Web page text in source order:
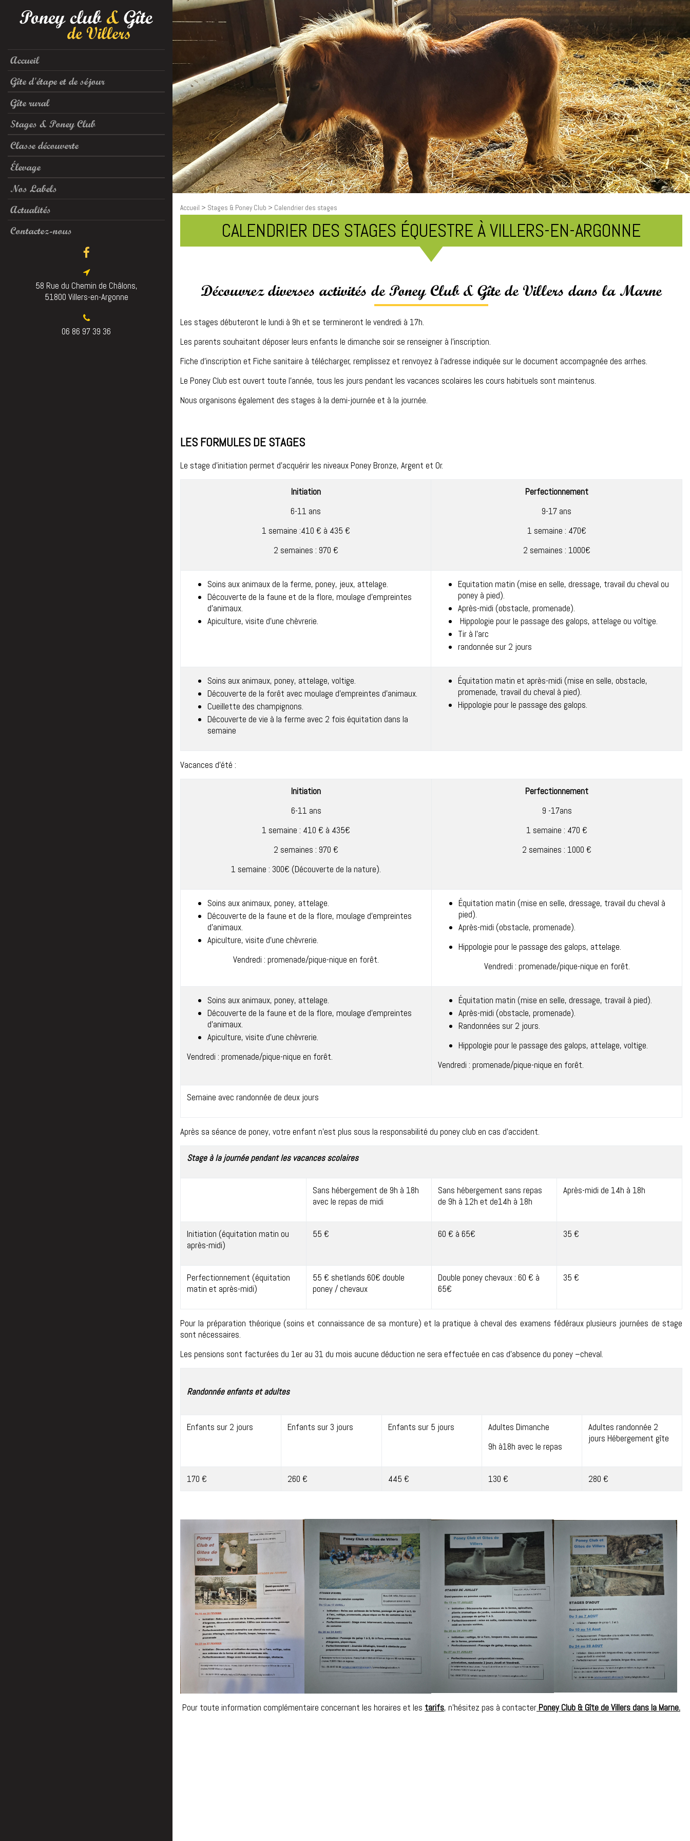
Accueil
Gîte d'étape et de séjour
Gîte rural
Stages & Poney Club
Classe découverte
Élevage
Nos Labels
Actualités
Contactez-nous
58 Rue du Chemin de Châlons,
51800 Villers-en-Argonne
06 86 97 39 36
Accueil > Stages & Poney Club > Calendrier des stages
CALENDRIER DES STAGES ÉQUESTRE À VILLERS-EN-ARGONNE
Découvrez diverses activités de Poney Club & Gîte de Villers dans la Marne
Les stages débuteront le lundi à 9h et se termineront le vendredi à 17h.
Les parents souhaitant déposer leurs enfants le dimanche soir se renseigner à l'inscription.
Fiche d'inscription et Fiche sanitaire à télécharger, remplissez et renvoyez à l'adresse indiquée sur le document accompagnée des arrhes.
Le Poney Club est ouvert toute l'année, tous les jours pendant les vacances scolaires les cours habituels sont maintenus.
Nous organisons également des stages à la demi-journée et à la journée.
LES FORMULES DE STAGES
Le stage d'initiation permet d'acquérir les niveaux Poney Bronze, Argent et Or.
Initiation
6-11 ans
1 semaine :410 € à 435 €
2 semaines : 970 €
Perfectionnement
9-17 ans
1 semaine : 470€
2 semaines : 1000€
Soins aux animaux de la ferme, poney, jeux, attelage.
Découverte de la faune et de la flore, moulage d'empreintes
d'animaux.
Apiculture, visite d'une chèvrerie.
Equitation matin (mise en selle, dressage, travail du cheval ou
poney à pied).
Après-midi (obstacle, promenade).
Hippologie pour le passage des galops, attelage ou voltige.
Tir à l'arc
randonnée sur 2 jours
Soins aux animaux, poney, attelage, voltige.
Découverte de la forêt avec moulage d’empreintes d’animaux.
Cueillette des champignons.
Découverte de vie à la ferme avec 2 fois équitation dans la
semaine
Équitation matin et après-midi (mise en selle, obstacle,
promenade, travail du cheval à pied).
Hippologie pour le passage des galops.
Vacances d’été :
Initiation
6-11 ans
1 semaine : 410 € à 435€
2 semaines : 970 €
1 semaine : 300€ (Découverte de la nature).
Perfectionnement
9 -17ans
1 semaine : 470 €
2 semaines : 1000 €
Soins aux animaux, poney, attelage.
Découverte de la faune et de la flore, moulage d’empreintes
d’animaux.
Apiculture, visite d’une chèvrerie.
Vendredi : promenade/pique-nique en forêt.
Équitation matin (mise en selle, dressage, travail du cheval à
pied).
Après-midi (obstacle, promenade).
Hippologie pour le passage des galops, attelage.
Vendredi : promenade/pique-nique en forêt.
Soins aux animaux, poney, attelage.
Découverte de la faune et de la flore, moulage d’empreintes
d’animaux.
Apiculture, visite d’une chèvrerie.
Vendredi : promenade/pique-nique en forêt.
Équitation matin (mise en selle, dressage, travail à pied).
Après-midi (obstacle, promenade).
Randonnées sur 2 jours.
Hippologie pour le passage des galops, attelage, voltige.
Vendredi : promenade/pique-nique en forêt.
Semaine avec randonnée de deux jours
Après sa séance de poney, votre enfant n’est plus sous la responsabilité du poney club en cas d’accident.
Stage à la journée pendant les vacances scolaires
Sans hébergement de 9h à 18h
avec le repas de midi
Sans hébergement sans repas
de 9h à 12h et de14h à 18h
Après-midi de 14h à 18h
Initiation (équitation matin ou
après-midi)
55 € 60 € à 65€ 35 €
Perfectionnement (équitation
matin et après-midi)
55 € shetlands 60€ double
poney / chevaux
Double poney chevaux : 60 € à
65€
35 €
Pour la préparation théorique (soins et connaissance de sa monture) et la pratique à cheval des examens fédéraux plusieurs journées de stage
sont nécessaires.
Les pensions sont facturées du 1er au 31 du mois aucune déduction ne sera effectuée en cas d’absence du poney –cheval.
Randonnée enfants et adultes
Enfants sur 2 jours Enfants sur 3 jours Enfants sur 5 jours
Adultes Dimanche
9h à18h avec le repas
Adultes randonnée 2
jours Hébergement gîte
170 € 260 € 445 € 130 € 280 €
Pour toute information complémentaire concernant les horaires et les tarifs, n’hésitez pas à contacterPoney Club & Gîte de Villers dans la Marne.